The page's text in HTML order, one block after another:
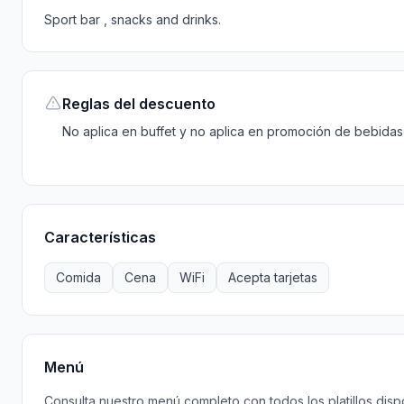
Sport bar , snacks and drinks.
Reglas del descuento
No aplica en buffet y no aplica en promoción de bebidas
Características
Comida Cena WiFi Acepta tarjetas
Menú
Consulta nuestro menú completo con todos los platillos